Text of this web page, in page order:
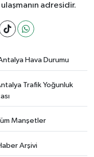
adresidir.
Hava Durumu
Trafik Yoğunluk
Manşetler
Arşivi